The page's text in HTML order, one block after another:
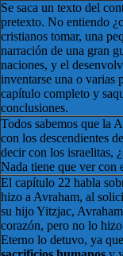
Se saca un texto del
pretexto. No entiendo
cristianos tomar, una
narración de una gran
naciones, y el
inventarse una o varias
capítulo completo y
conclusiones.
Todos sabemos que la
con los descendientes
decir con los israelitas,
Nada tiene que ver con
El capítulo 22 habla
hizo a Avraham, al
su hijo Yitzjac,
corazón, pero no lo
Eterno lo detuvo, ya